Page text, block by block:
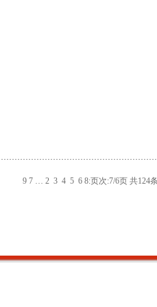
9 7 … 2 3 4 5 6 8:页次:7/6页 共124